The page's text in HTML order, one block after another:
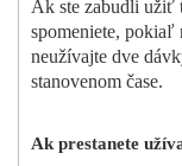
Ak ste zabudli užiť
spomeniete, pokiaľ
neužívajte dve
stanovenom čase.
Ak prestanete